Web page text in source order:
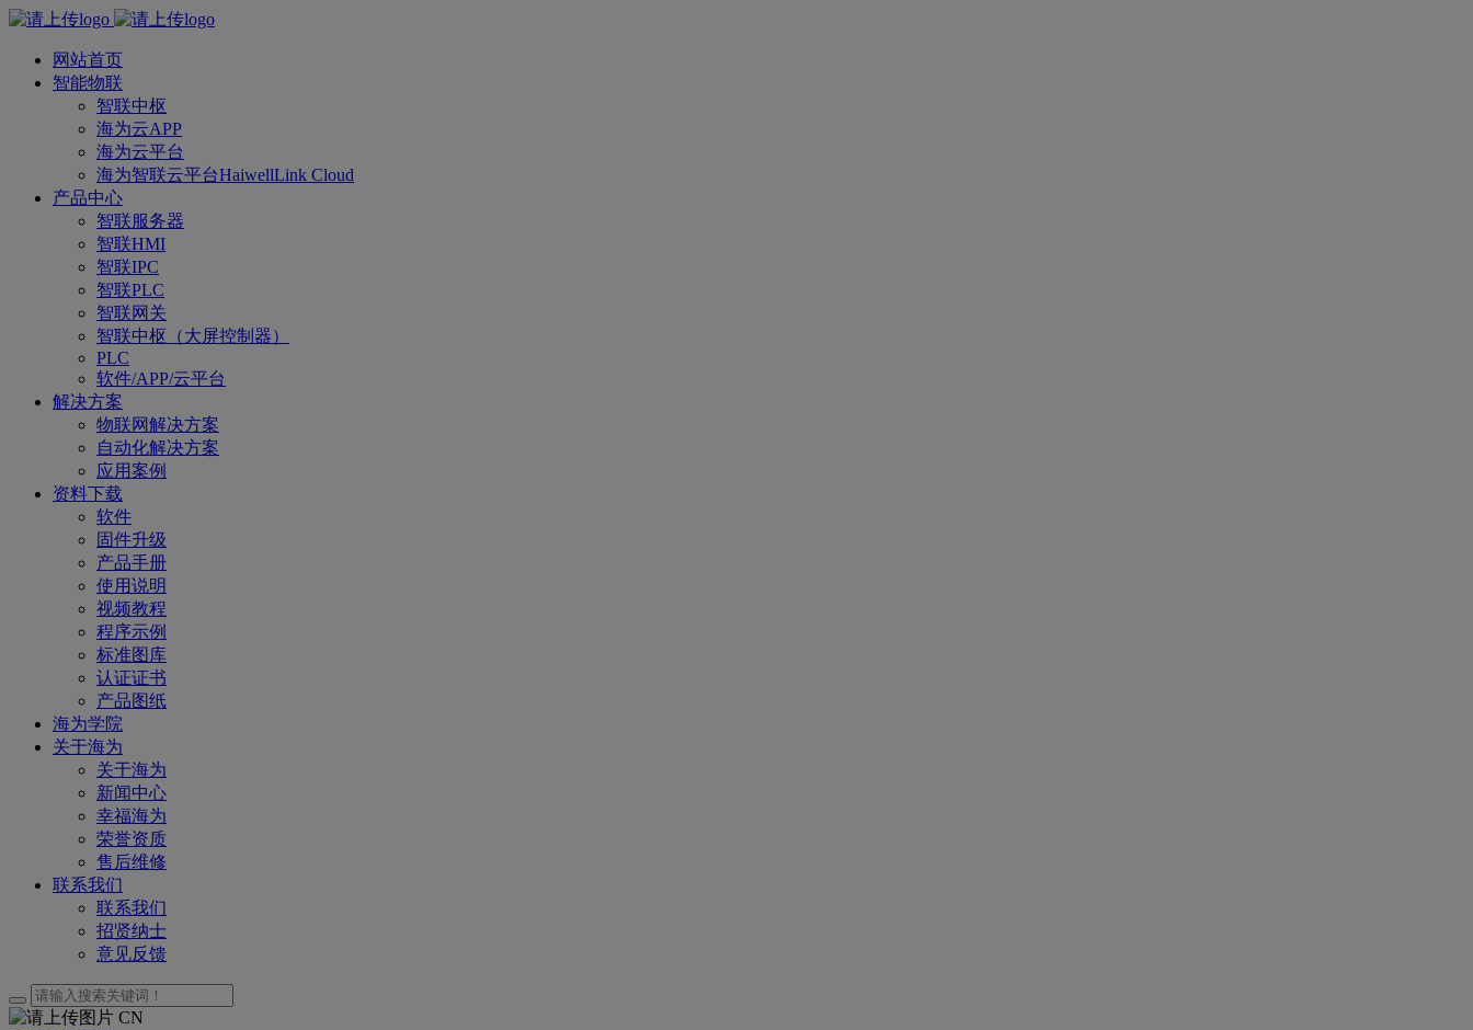
网站首页
智能物联
智联中枢
海为云APP
海为云平台
海为智联云平台HaiwellLink Cloud
产品中心
智联服务器
智联HMI
智联IPC
智联PLC
智联网关
智联中枢（大屏控制器）
PLC
软件/APP/云平台
解决方案
物联网解决方案
自动化解决方案
应用案例
资料下载
软件
固件升级
产品手册
使用说明
视频教程
程序示例
标准图库
认证证书
产品图纸
海为学院
关于海为
关于海为
新闻中心
幸福海为
荣誉资质
售后维修
联系我们
联系我们
招贤纳士
意见反馈
CN